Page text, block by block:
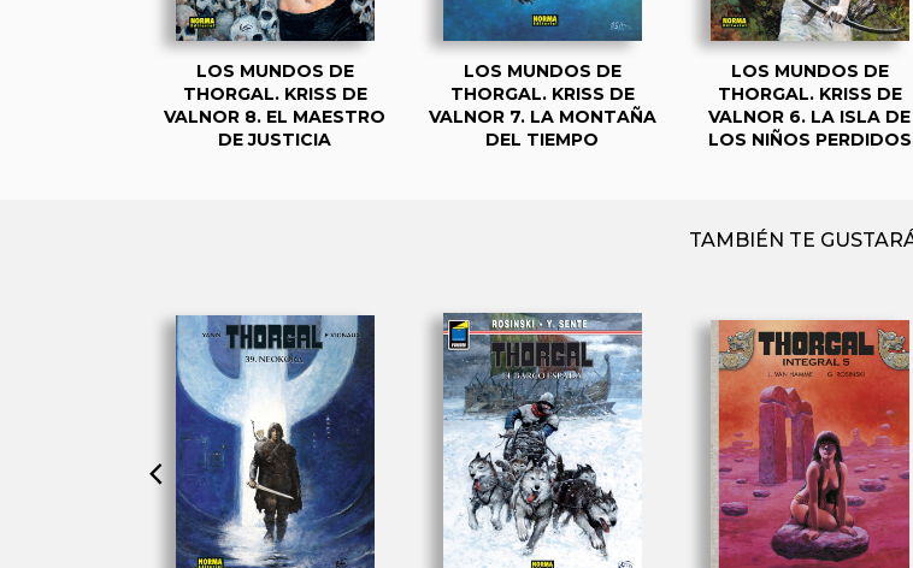
LOS MUNDOS DE
THORGAL. KRISS DE
VALNOR 8. EL MAESTRO
DE JUSTICIA
LOS MUNDOS DE
THORGAL. KRISS DE
VALNOR 7. LA MONTAÑA
DEL TIEMPO
LOS MUNDOS DE
THORGAL. KRISS DE
VALNOR 6. LA ISLA DE
LOS NIÑOS PERDIDOS
TAMBIÉN TE